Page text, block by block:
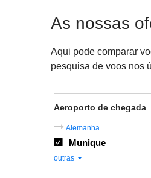
As nossas
Aqui pode comparar
pesquisa de voos nos
Aeroporto de chegada
Alemanha
Munique
outras